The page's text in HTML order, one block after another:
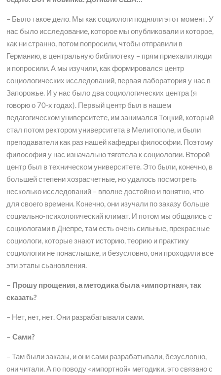
– Было такое дело. Мы как социологи подняли этот момент. У
нас было исследование, которое мы опубликовали и которое,
как ни странно, потом попросили, чтобы отправили в
Германию, в центральную библиотеку – прям приехали люди
и попросили. А мы изучили, как формировался центр
социологических исследований, первая лаборатория у нас в
Запорожье. И у нас было два социологических центра (я
говорю о 70-х годах). Первый центр был в нашем
педагогическом университете, им занимался Тоцкий, который
стал потом ректором университета в Мелитополе, и были
преподаватели как раз нашей кафедры философии. Поэтому
философия у нас изначально тяготела к социологии. Второй
центр был в техническом университете. Это были, конечно, в
большей степени хозрасчетные, но удалось посмотреть
несколько исследований – вполне достойно и понятно, что
для своего времени. Конечно, они изучали по заказу больше
социально-психологический климат. И потом мы общались с
социологами в Днепре, там есть очень сильные, прекрасные
социологи, которые знают историю, теорию и практику
социологии не понаслышке, и безусловно, они проходили все
эти этапы сьановления.
– Прошу прощения, а методика была «импортная», так
сказать?
– Нет, нет, нет. Они разрабатывали сами.
– Сами?
– Там были заказы, и они сами разрабатывали, безусловно,
они читали. А по поводу «импортной» методики, это связано с